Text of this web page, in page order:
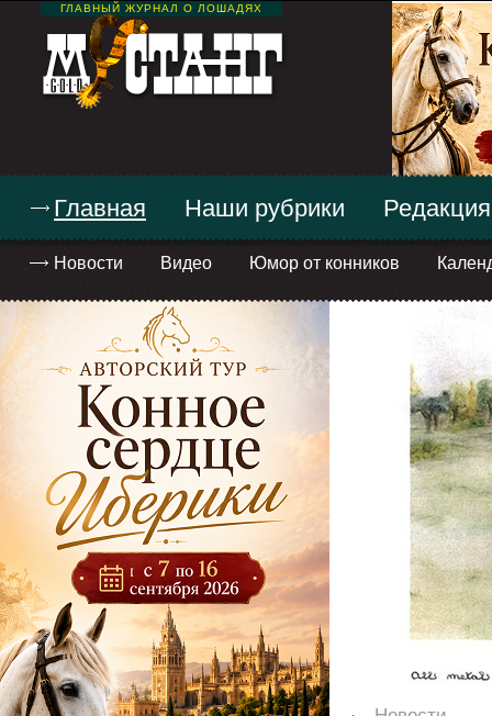
ГЛАВНЫЙ ЖУРНАЛ О ЛОШАДЯХ
Главная
Новости Видео Юмор от конников
Наши рубрики Редакция